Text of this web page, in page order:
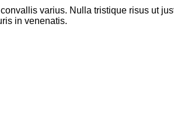
varius. Nulla tristique risus ut
in venenatis.